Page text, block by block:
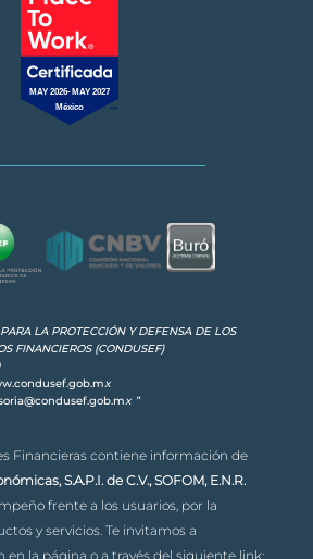
MAY 2026-MAY 2027
México
LA PROTECCIÓN Y DEFENSA DE LOS
FINANCIEROS (CONDUSEF)
x
x”
Financieras contiene información de
S.A.P.I. de C.V., SOFOM, E.N.R.
frente a los usuarios, por la
y servicios. Te invitamos a
la página o a través del siguiente link: